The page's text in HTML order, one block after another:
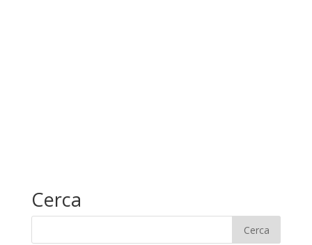
Cerca